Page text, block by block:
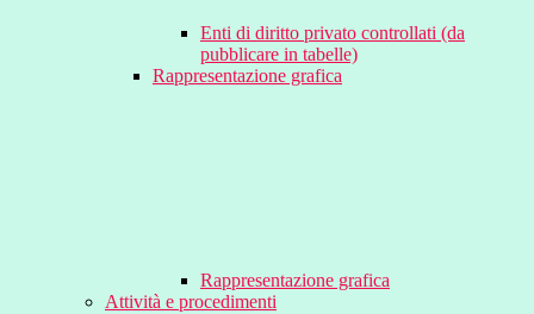
Enti di diritto privato controllati (da
pubblicare in tabelle)
Rappresentazione grafica
Rappresentazione grafica
Attività e procedimenti